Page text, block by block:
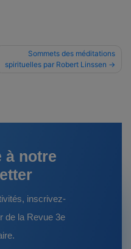
Sommets des méditations
spirituelles par Robert Linssen
à notre
inscrivez-
de la Revue 3e